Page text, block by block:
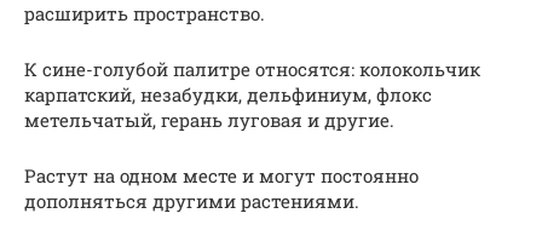
расширить пространство.
К сине-голубой палитре относятся: колокольчик
карпатский, незабудки, дельфиниум, флокс
метельчатый, герань луговая и другие.
Растут на одном месте и могут постоянно
дополняться другими растениями.